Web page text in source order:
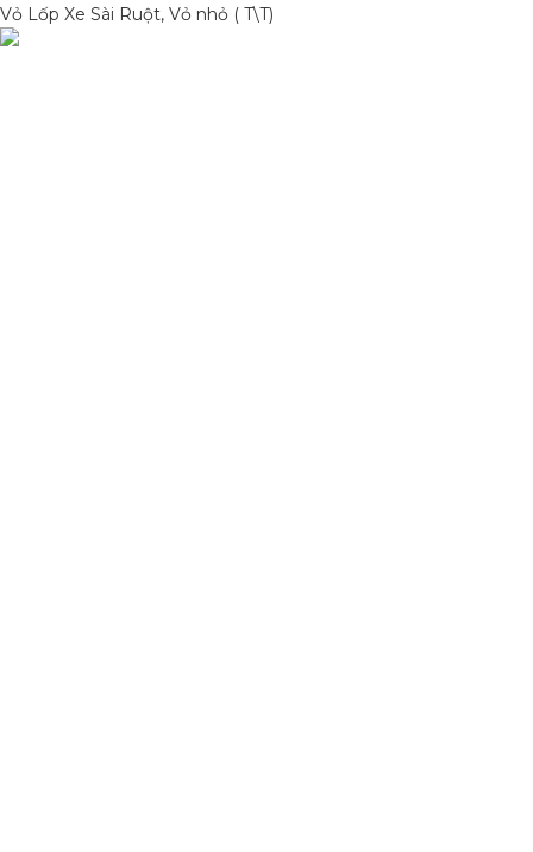
Vỏ Lốp Xe Sài Ruột, Vỏ nhỏ ( T\T)